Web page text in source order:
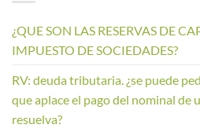
¿QUE SON LAS RESERVAS DE
IMPUESTO DE SOCIEDADES?
RV: deuda tributaria. ¿se puede
que aplace el pago del nominal de
resuelva?